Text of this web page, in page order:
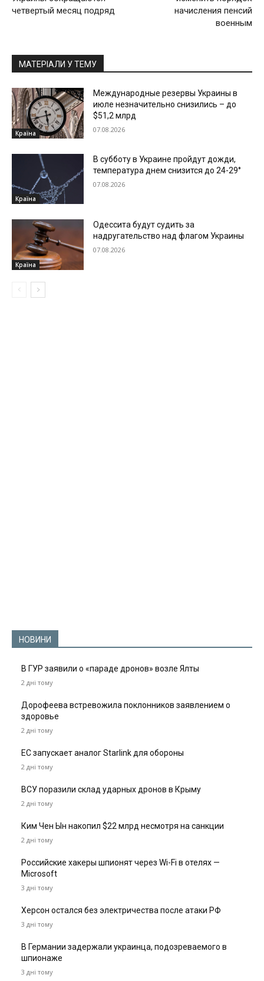
четвертый месяц подряд
начисления пенсий
военным
МАТЕРІАЛИ У ТЕМУ
Країна
Международные резервы Украины в
июле незначительно снизились – до
$51,2 млрд
07.08.2026
Країна
В субботу в Украине пройдут дожди,
температура днем снизится до 24-29°
07.08.2026
Країна
Одессита будут судить за
надругательство над флагом Украины
07.08.2026
НОВИНИ
В ГУР заявили о «параде дронов» возле Ялты
2 дні тому
Дорофеева встревожила поклонников заявлением о
здоровье
2 дні тому
ЕС запускает аналог Starlink для обороны
2 дні тому
ВСУ поразили склад ударных дронов в Крыму
2 дні тому
Ким Чен Ын накопил $22 млрд несмотря на санкции
2 дні тому
Российские хакеры шпионят через Wi-Fi в отелях —
Microsoft
3 дні тому
Херсон остался без электричества после атаки РФ
3 дні тому
В Германии задержали украинца, подозреваемого в
шпионаже
3 дні тому